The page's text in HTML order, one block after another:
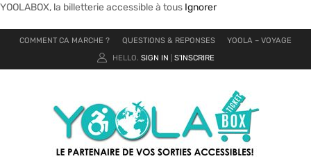
YOOLABOX, la billetterie accessible à tous Ignorer
COMMENT CA MARCHE ? QUESTIONS & REPONSES
YOOLA – VOYAGE
HELLO. SIGN IN S'INSCRIRE